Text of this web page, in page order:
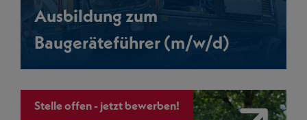
Ausbildung zum
Baugeräteführer (m/w/d)
Stelle offen - jetzt bewerben!
Link